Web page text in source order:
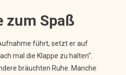
zum Spaß
führt, setzt er auf
mal die Klappe zu halten“.
bräuchten Ruhe. Manche